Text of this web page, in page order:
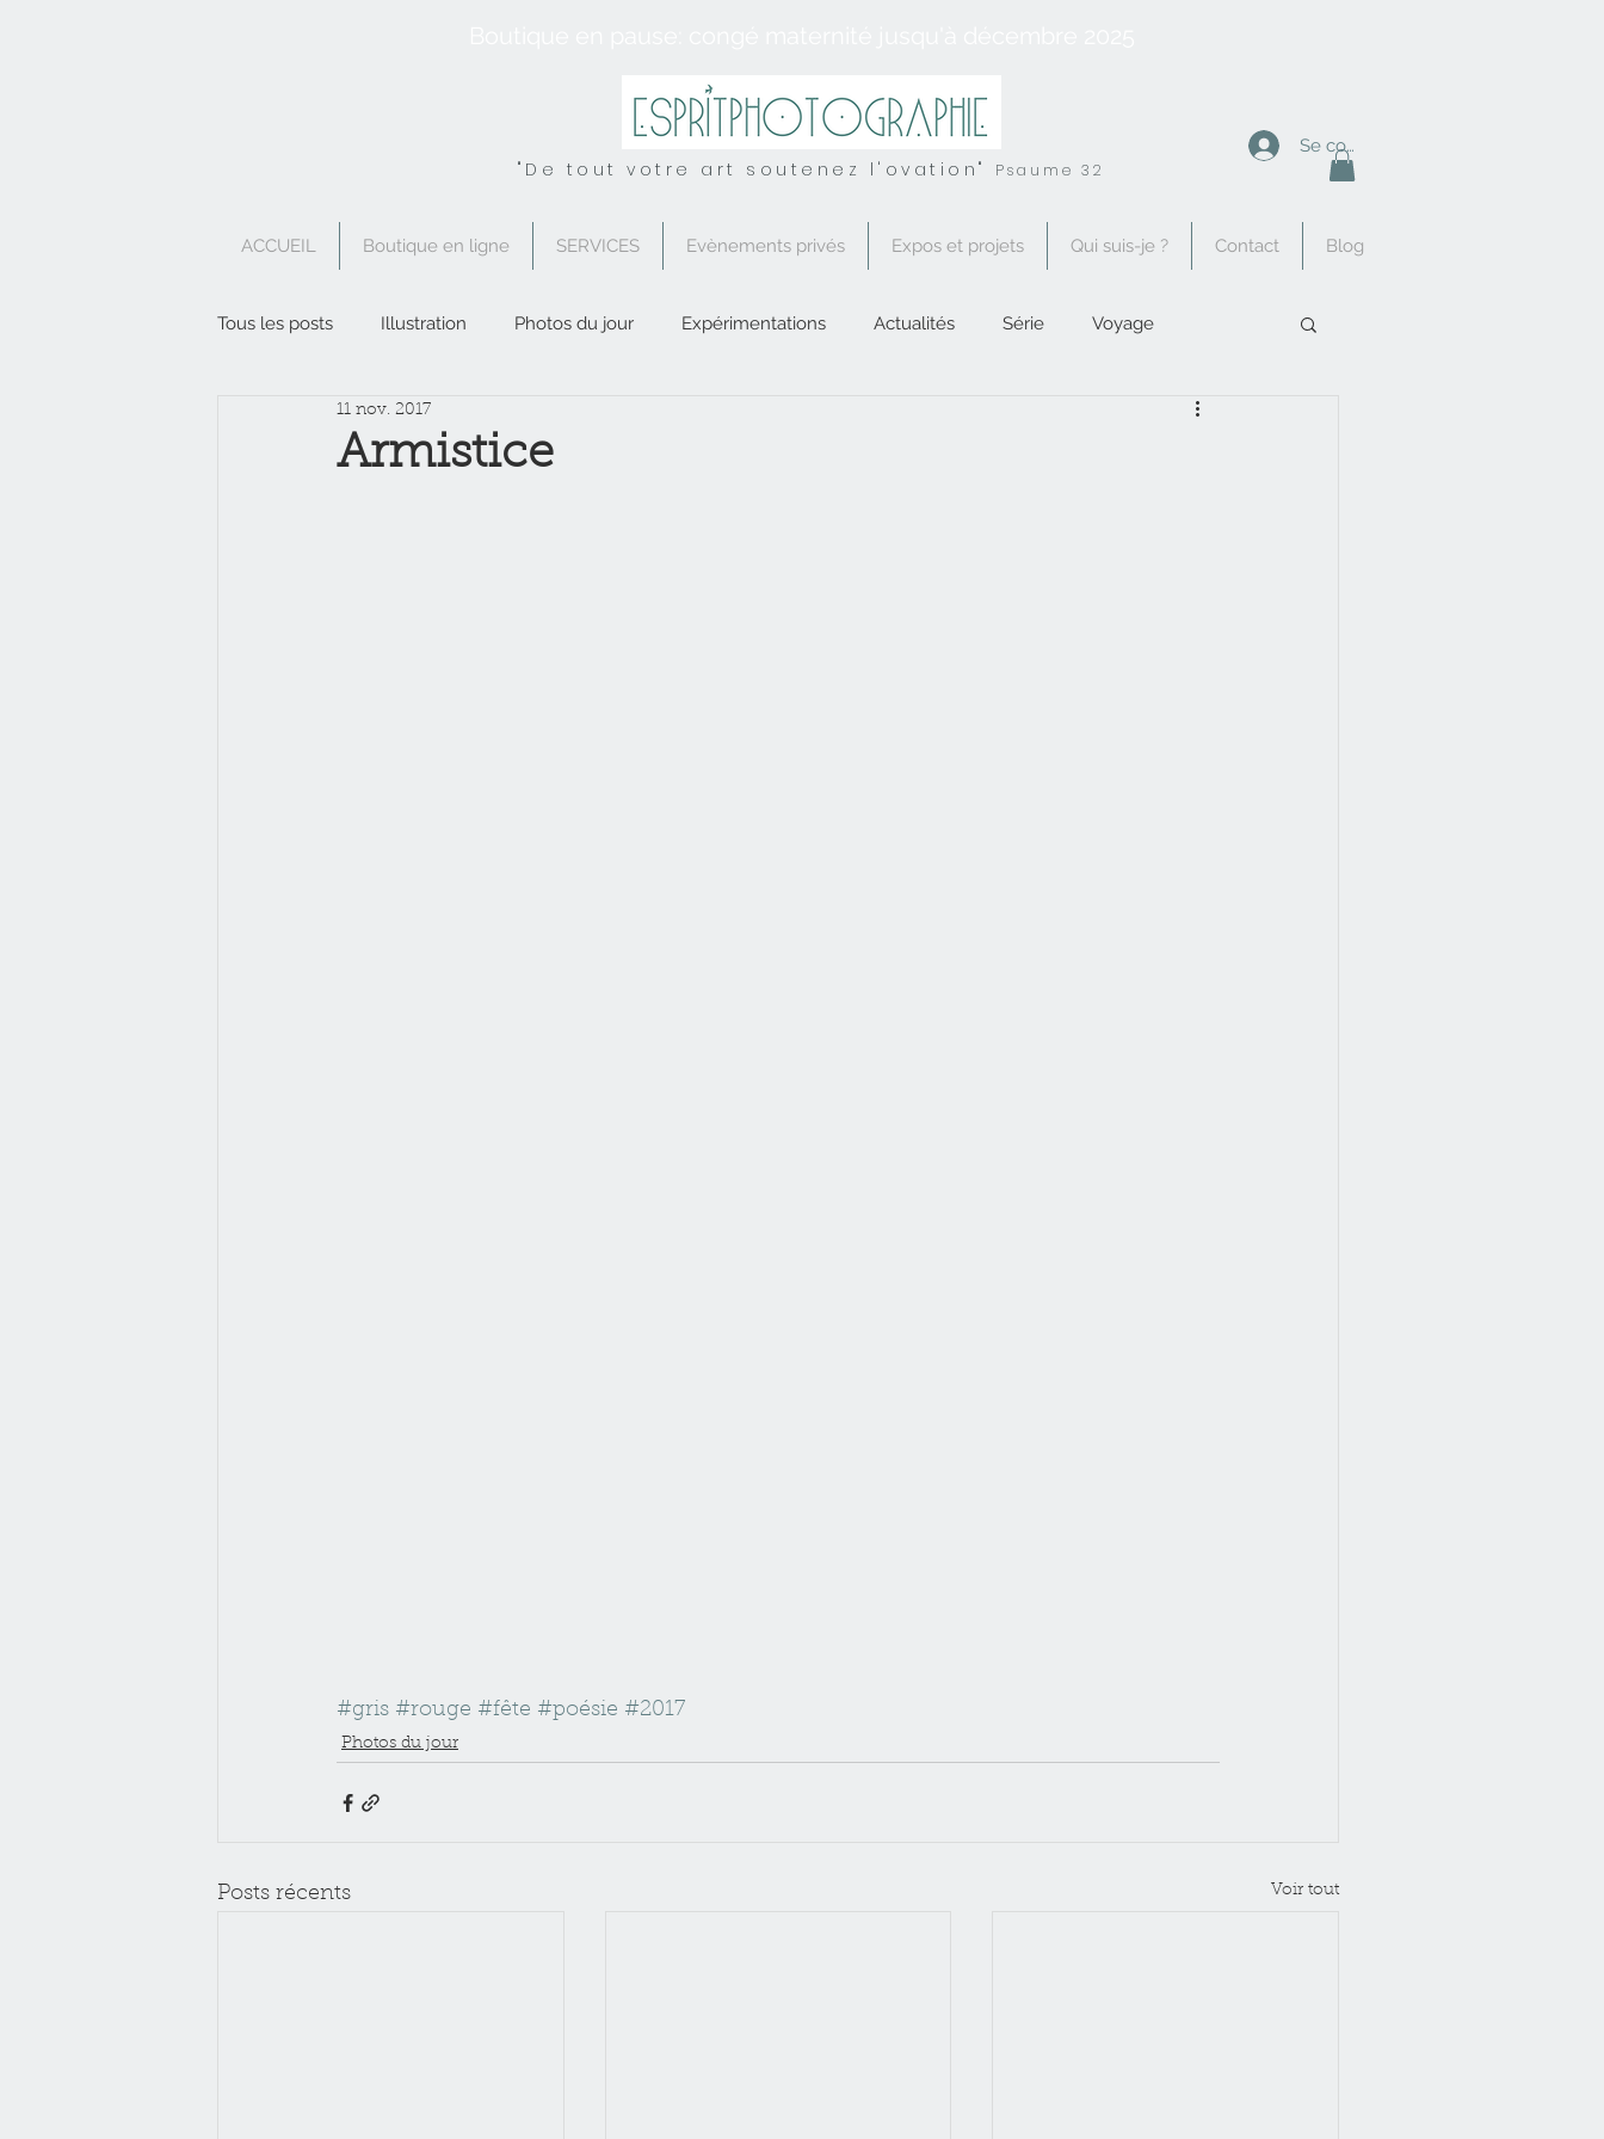
"De tout votre art soutenez l'ovation" Psaume 32
Se connecter
ACCUEIL Boutique en ligne SERVICES Evènements privés Expos et projets Qui suis-je ? Contact Blog
Tous les posts Illustration Photos du jour Expérimentations Actualités Série Voyage
Boutique en ligne
Armistice
11 nov. 2017
#gris #rouge #fête #poésie #2017
Photos du jour
Posts récents Voir tout